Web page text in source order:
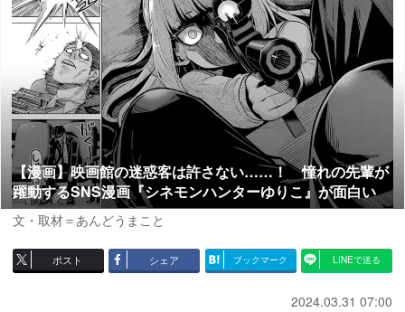
【漫画】映画館の迷惑客は許さない……！ 憧れの先輩が
躍動するSNS漫画『シネモンハンターゆりこ』が面白い
文・取材＝あんどうまこと
ポスト シェア ブックマーク LINEで送る
2024.03.31 07:00